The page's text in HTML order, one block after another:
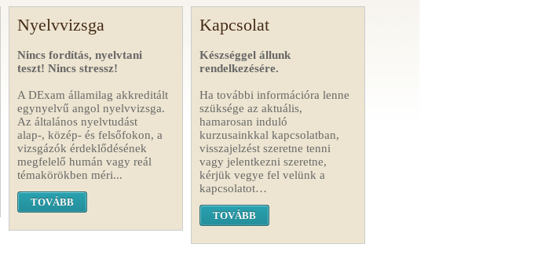
Nyelvvizsga
Nincs fordítás, nyelvtani
teszt! Nincs stressz!
A DExam államilag akkreditált
egynyelvű angol nyelvvizsga.
Az általános nyelvtudást
alap-, közép- és felsőfokon, a
vizsgázók érdeklődésének
megfelelő humán vagy reál
témakörökben méri...
TOVÁBB
Kapcsolat
Készséggel állunk
rendelkezésére.
Ha további információra lenne
szüksége az aktuális,
hamarosan induló
kurzusainkkal kapcsolatban,
visszajelzést szeretne tenni
vagy jelentkezni szeretne,
kérjük vegye fel velünk a
kapcsolatot…
TOVÁBB